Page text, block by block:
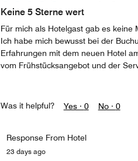
Keine 5 Sterne wert
Für mich als Hotelgast gab es keine
Ich habe mich bewusst bei der
Erfahrungen mit dem neuen Hotel
vom Frühstücksangebot und der
Was it helpful? Yes · 0 No · 0
Response From Hotel
23 days ago